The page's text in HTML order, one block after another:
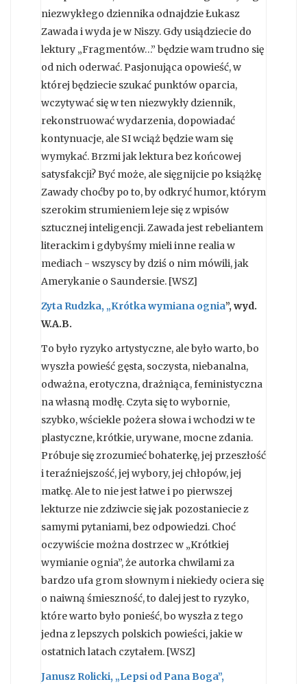
niezwykłego dziennika odnajdzie Łukasz
Zawada i wyda je w Niszy. Gdy usiądziecie do
lektury „Fragmentów…” będzie wam trudno się
od nich oderwać. Pasjonująca opowieść, w
której będziecie szukać punktów oparcia,
wczytywać się w ten niezwykły dziennik,
rekonstruować wydarzenia, dopowiadać
kontynuacje, ale SI wciąż będzie wam się
wymykać. Brzmi jak lektura bez końcowej
satysfakcji? Być może, ale sięgnijcie po książkę
Zawady choćby po to, by odkryć humor, którym
szerokim strumieniem leje się z wpisów
sztucznej inteligencji. Zawada jest rebeliantem
literackim i gdybyśmy mieli inne realia w
mediach - wszyscy by dziś o nim mówili, jak
Amerykanie o Saundersie. [WSZ]
Zyta Rudzka, „Krótka wymiana ognia”, wyd.
W.A.B.
To było ryzyko artystyczne, ale było warto, bo
wyszła powieść gęsta, soczysta, niebanalna,
odważna, erotyczna, drażniąca, feministyczna
na własną modłę. Czyta się to wybornie,
szybko, wściekle pożera słowa i wchodzi w te
plastyczne, krótkie, urywane, mocne zdania.
Próbuje się zrozumieć bohaterkę, jej przeszłość
i teraźniejszość, jej wybory, jej chłopów, jej
matkę. Ale to nie jest łatwe i po pierwszej
lekturze nie zdziwcie się jak pozostaniecie z
samymi pytaniami, bez odpowiedzi. Choć
oczywiście można dostrzec w „Krótkiej
wymianie ognia”, że autorka chwilami za
bardzo ufa grom słownym i niekiedy ociera się
o naiwną śmieszność, to dalej jest to ryzyko,
które warto było ponieść, bo wyszła z tego
jedna z lepszych polskich powieści, jakie w
ostatnich latach czytałem. [WSZ]
Janusz Rolicki, „Lepsi od Pana Boga”,